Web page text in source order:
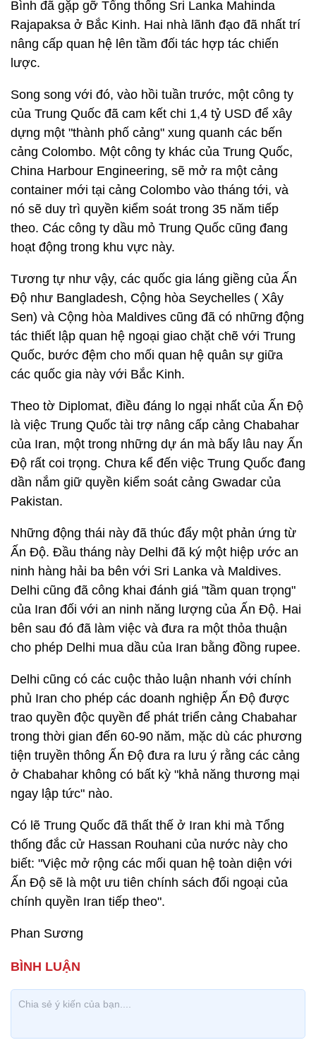
Bình đã gặp gỡ Tổng thống Sri Lanka Mahinda
Rajapaksa ở Bắc Kinh. Hai nhà lãnh đạo đã nhất trí
nâng cấp quan hệ lên tầm đối tác hợp tác chiến
lược.
Song song với đó, vào hồi tuần trước, một công ty
của Trung Quốc đã cam kết chi 1,4 tỷ USD để xây
dựng một "thành phố cảng" xung quanh các bến
cảng Colombo. Một công ty khác của Trung Quốc,
China Harbour Engineering, sẽ mở ra một cảng
container mới tại cảng Colombo vào tháng tới, và
nó sẽ duy trì quyền kiểm soát trong 35 năm tiếp
theo. Các công ty dầu mỏ Trung Quốc cũng đang
hoạt động trong khu vực này.
Tương tự như vậy, các quốc gia láng giềng của Ấn
Độ như Bangladesh, Cộng hòa Seychelles ( Xây
Sen) và Cộng hòa Maldives cũng đã có những động
tác thiết lập quan hệ ngoại giao chặt chẽ với Trung
Quốc, bước đệm cho mối quan hệ quân sự giữa
các quốc gia này với Bắc Kinh.
Theo tờ Diplomat, điều đáng lo ngại nhất của Ấn Độ
là việc Trung Quốc tài trợ nâng cấp cảng Chabahar
của Iran, một trong những dự án mà bấy lâu nay Ấn
Độ rất coi trọng. Chưa kể đến việc Trung Quốc đang
dần nắm giữ quyền kiểm soát cảng Gwadar của
Pakistan.
Những động thái này đã thúc đẩy một phản ứng từ
Ấn Độ. Đầu tháng này Delhi đã ký một hiệp ước an
ninh hàng hải ba bên với Sri Lanka và Maldives.
Delhi cũng đã công khai đánh giá "tầm quan trọng"
của Iran đối với an ninh năng lượng của Ấn Độ. Hai
bên sau đó đã làm việc và đưa ra một thỏa thuận
cho phép Delhi mua dầu của Iran bằng đồng rupee.
Delhi cũng có các cuộc thảo luận nhanh với chính
phủ Iran cho phép các doanh nghiệp Ấn Độ được
trao quyền độc quyền để phát triển cảng Chabahar
trong thời gian đến 60-90 năm, mặc dù các phương
tiện truyền thông Ấn Độ đưa ra lưu ý rằng các cảng
ở Chabahar không có bất kỳ "khả năng thương mại
ngay lập tức" nào.
Có lẽ Trung Quốc đã thất thế ở Iran khi mà Tổng
thống đắc cử Hassan Rouhani của nước này cho
biết: "Việc mở rộng các mối quan hệ toàn diện với
Ấn Độ sẽ là một ưu tiên chính sách đối ngoại của
chính quyền Iran tiếp theo".
Phan Sương